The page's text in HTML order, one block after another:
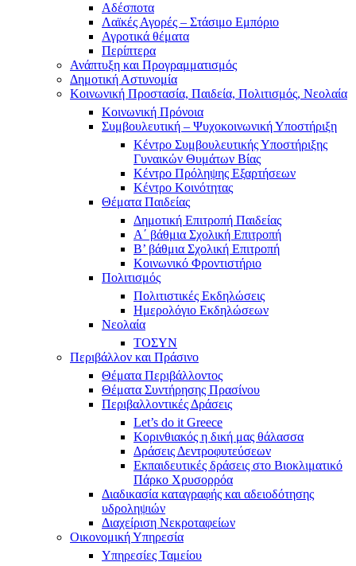
Αδέσποτα
Λαϊκές Αγορές – Στάσιμο Εμπόριο
Αγροτικά θέματα
Περίπτερα
Ανάπτυξη και Προγραμματισμός
Δημοτική Αστυνομία
Κοινωνική Προστασία, Παιδεία, Πολιτισμός, Νεολαία
Κοινωνική Πρόνοια
Συμβουλευτική – Ψυχοκοινωνική Υποστήριξη
Κέντρο Συμβουλευτικής Υποστήριξης
Γυναικών Θυμάτων Βίας
Κέντρο Πρόληψης Εξαρτήσεων
Κέντρο Κοινότητας
Θέματα Παιδείας
Δημοτική Επιτροπή Παιδείας
Α΄ βάθμια Σχολική Επιτροπή
B’ βάθμια Σχολική Επιτροπή
Κοινωνικό Φροντιστήριο
Πολιτισμός
Πολιτιστικές Εκδηλώσεις
Ημερολόγιο Εκδηλώσεων
Νεολαία
ΤΟΣΥΝ
Περιβάλλον και Πράσινο
Θέματα Περιβάλλοντος
Θέματα Συντήρησης Πρασίνου
Περιβαλλοντικές Δράσεις
Let’s do it Greece
Kορινθιακός η δική μας θάλασσα
Δράσεις Δεντροφυτεύσεων
Εκπαιδευτικές δράσεις στο Βιοκλιματικό
Πάρκο Χρυσορρόα
Διαδικασία καταγραφής και αδειοδότησης
υδροληψιών
Διαχείριση Νεκροταφείων
Οικονομική Υπηρεσία
Υπηρεσίες Ταμείου